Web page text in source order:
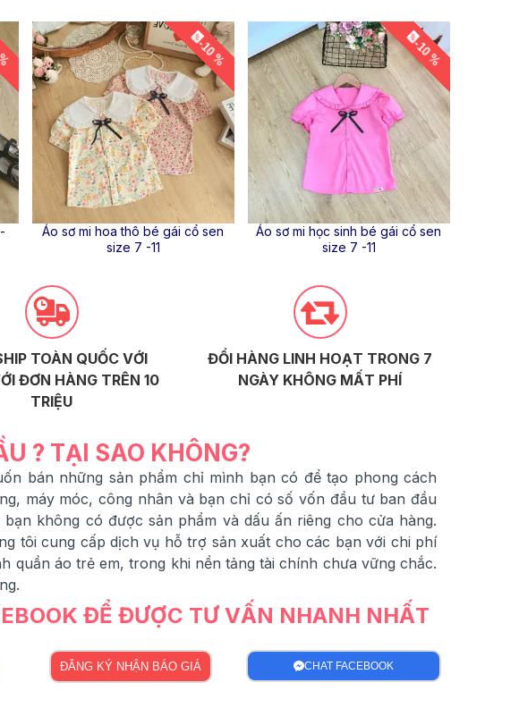
-10 %
Áo sơ mi hoa thô bé gái cổ sen
size 7 -11
-10 %
Áo sơ mi học sinh bé gái cổ sen
size 7 -11
TOÀN QUỐC VỚI
ĐƠN HÀNG TRÊN 10
TRIỆU
ĐỔI HÀNG LINH HOẠT TRONG 7
NGÀY KHÔNG MẤT PHÍ
? TẠI SAO KHÔNG?
bán những sản phẩm chỉ mình bạn có để tạo phong cách
máy móc, công nhân và bạn chỉ có số vốn đầu tư ban đầu
không có được sản phẩm và dấu ấn riêng cho cửa hàng.
tôi cung cấp dịch vụ hỗ trợ sản xuất cho các bạn với chi phí
quần áo trẻ em, trong khi nền tảng tài chính chưa vững chắc.
ĐỂ ĐƯỢC TƯ VẤN NHANH NHẤT
ĐĂNG KÝ NHẬN BÁO GIÁ CHAT FACEBOOK